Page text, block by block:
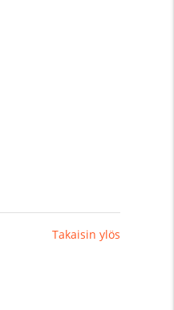
Takaisin ylös